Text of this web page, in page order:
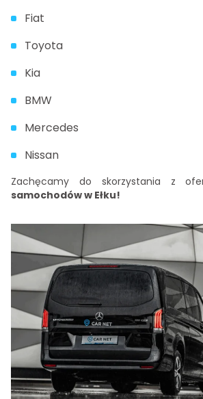
Fiat
Toyota
Kia
BMW
Mercedes
Nissan
Zachęcamy do skorzystania z
samochodów w Ełku!